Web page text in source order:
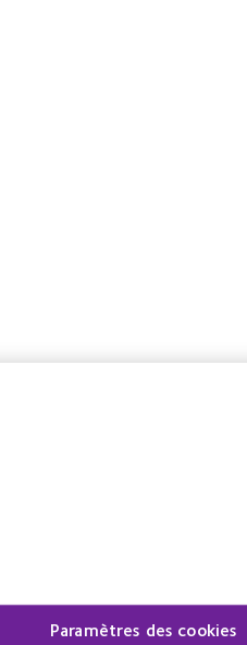
Paramètres des cookies